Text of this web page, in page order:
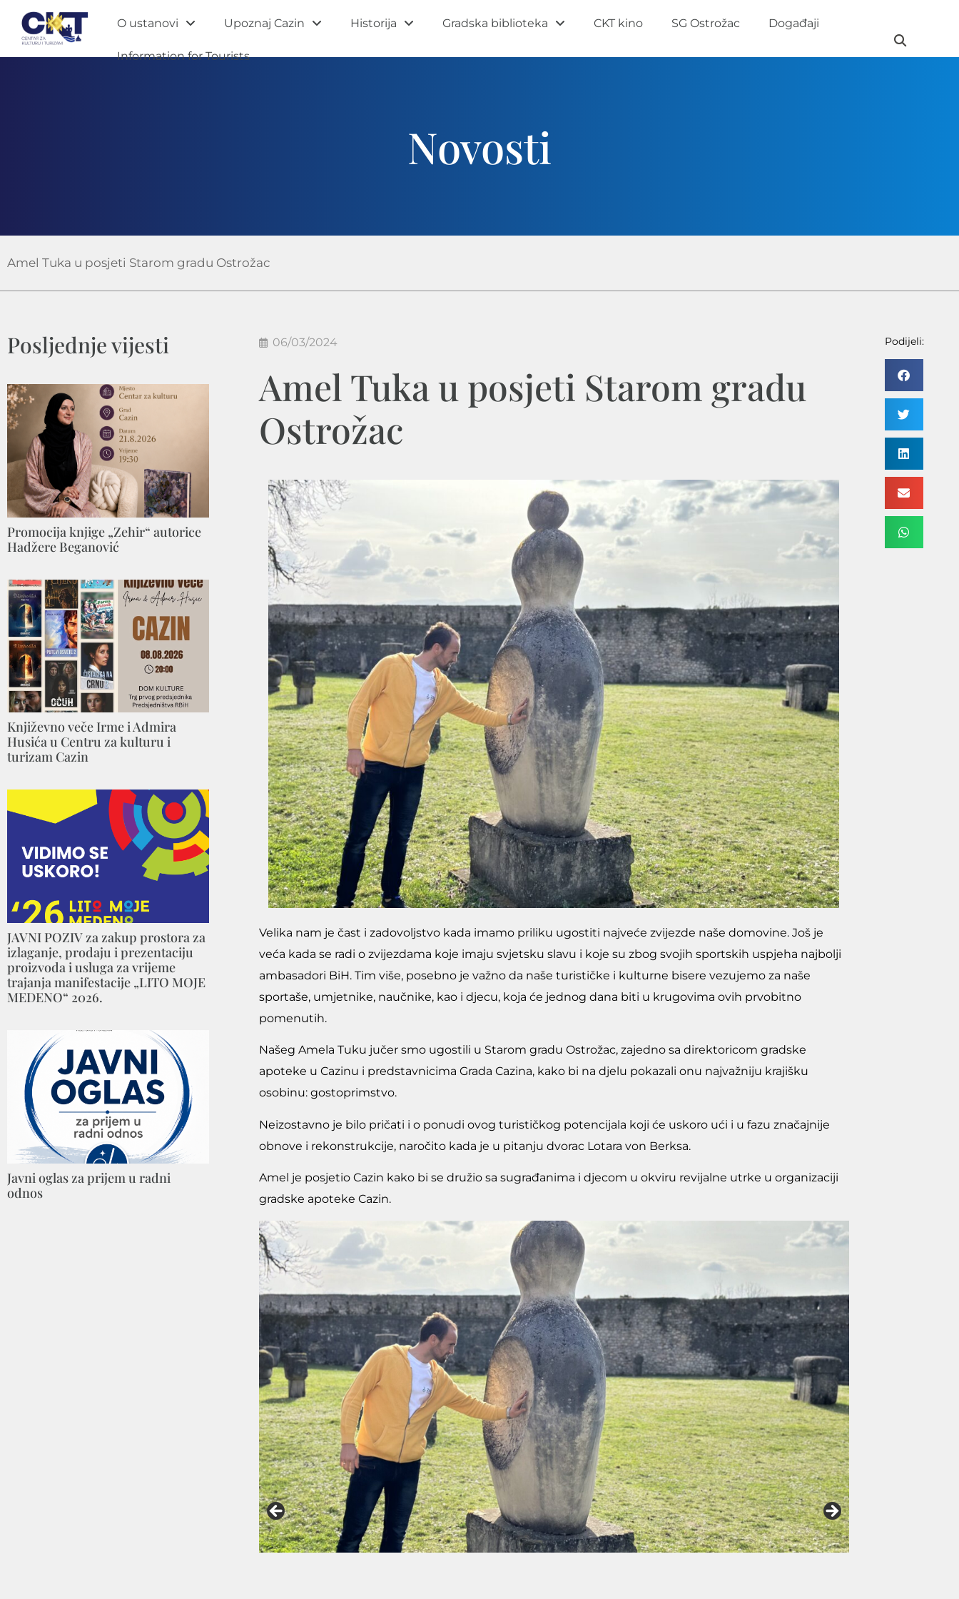
O ustanovi Upoznaj Cazin Historija Gradska biblioteka CKT kino SG Ostrožac Događaji
Information for Tourists
Novosti
Amel Tuka u posjeti Starom gradu Ostrožac
Posljednje vijesti
Promocija knjige „Zehir“ autorice
Hadžere Beganović
Književno veče Irme i Admira
Husića u Centru za kulturu i
turizam Cazin
JAVNI POZIV za zakup prostora za
izlaganje, prodaju i prezentaciju
proizvoda i usluga za vrijeme
trajanja manifestacije „LITO MOJE
MEDENO“ 2026.
Javni oglas za prijem u radni
odnos
06/03/2024
Amel Tuka u posjeti Starom gradu
Ostrožac
Velika nam je čast i zadovoljstvo kada imamo priliku ugostiti najveće zvijezde naše domovine. Još je
veća kada se radi o zvijezdama koje imaju svjetsku slavu i koje su zbog svojih sportskih uspjeha najbolji
ambasadori BiH. Tim više, posebno je važno da naše turističke i kulturne bisere vezujemo za naše
sportaše, umjetnike, naučnike, kao i djecu, koja će jednog dana biti u krugovima ovih prvobitno
pomenutih.
Našeg Amela Tuku jučer smo ugostili u Starom gradu Ostrožac, zajedno sa direktoricom gradske
apoteke u Cazinu i predstavnicima Grada Cazina, kako bi na djelu pokazali onu najvažniju krajišku
osobinu: gostoprimstvo.
Neizostavno je bilo pričati i o ponudi ovog turističkog potencijala koji će uskoro ući i u fazu značajnije
obnove i rekonstrukcije, naročito kada je u pitanju dvorac Lotara von Berksa.
Amel je posjetio Cazin kako bi se družio sa sugrađanima i djecom u okviru revijalne utrke u organizaciji
gradske apoteke Cazin.
Podijeli: